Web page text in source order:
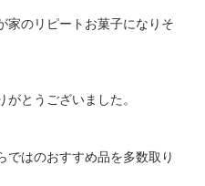
家のリピートお菓子になりそ
とうございました。
ではのおすすめ品を多数取り